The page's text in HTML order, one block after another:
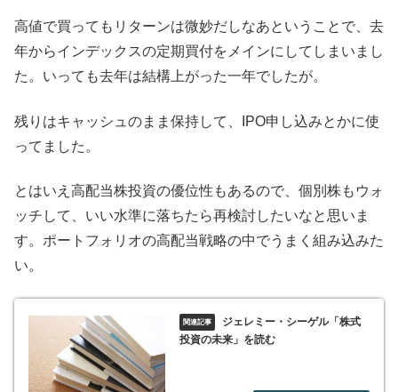
高値で買ってもリターンは微妙だしなあということで、去
年からインデックスの定期買付をメインにしてしまいまし
た。いっても去年は結構上がった一年でしたが。
残りはキャッシュのまま保持して、IPO申し込みとかに使
ってました。
とはいえ高配当株投資の優位性もあるので、個別株もウォ
ッチして、いい水準に落ちたら再検討したいなと思いま
す。ポートフォリオの高配当戦略の中でうまく組み込みた
い。
ジェレミー・シーゲル「株式
投資の未来」を読む